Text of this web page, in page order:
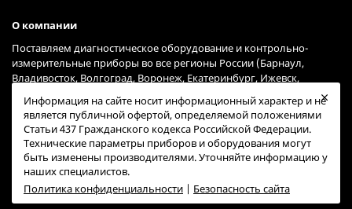
О компании
Поставляем диагностическое оборудование и контрольно-
измерительные приборы во все регионы России (Барнаул,
Владивосток, Волгоград, Воронеж, Екатеринбург, Ижевск,
Новгород, Новосибирск, Омск, Пермь, Ростов-на-Дону, Самара,
Санкт-Петербург, Саратов, Тольятти, Тюмень, Ульяновск, Уфа,
Хабаровск, Челябинск, Ярославль) через курьерские службы
Гарантпост и СДЭК (возможна доставка и через другие сервисы).
Информация на сайте носит информационный характер и не
является публичной офертой, определяемой положениями
Статьи 437 Гражданского кодекса Российской Федерации.
Технические параметры приборов и оборудования могут
быть изменены производителями. Уточняйте информацию у
наших специалистов.
Политика конфиденциальности | Безопасность сайта